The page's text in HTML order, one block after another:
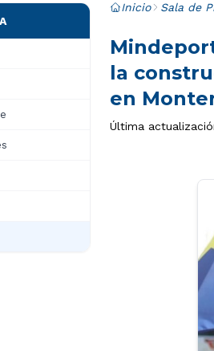
Inicio Sala de
la
en
Última